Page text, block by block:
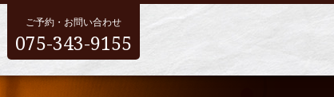
ご予約・お問い合わせ
075-343-9155